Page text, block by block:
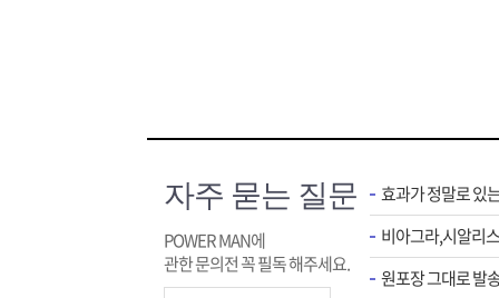
자주 묻는 질문
POWER MAN에
관한 문의전 꼭 필독 해주세요.
효과가 정말로 있
원포장 그대로 발